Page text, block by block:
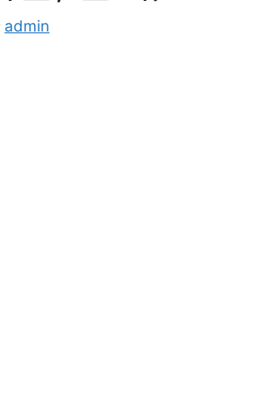
admin